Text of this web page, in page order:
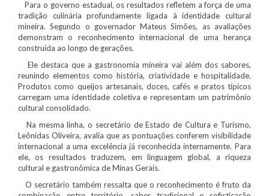
Para o governo estadual, os resultados refletem a força de uma
tradição culinária profundamente ligada à identidade cultural
mineira. Segundo o governador Mateus Simões, as avaliações
demonstram o reconhecimento internacional de uma herança
construída ao longo de gerações.
Ele destaca que a gastronomia mineira vai além dos sabores,
reunindo elementos como história, criatividade e hospitalidade.
Produtos como queijos artesanais, doces, cafés e pratos típicos
carregam uma identidade coletiva e representam um patrimônio
cultural consolidado.
Na mesma linha, o secretário de Estado de Cultura e Turismo,
Leônidas Oliveira, avalia que as pontuações conferem visibilidade
internacional a uma excelência já reconhecida internamente. Para
ele, os resultados traduzem, em linguagem global, a riqueza
cultural e gastronômica de Minas Gerais.
O secretário também ressalta que o reconhecimento é fruto da